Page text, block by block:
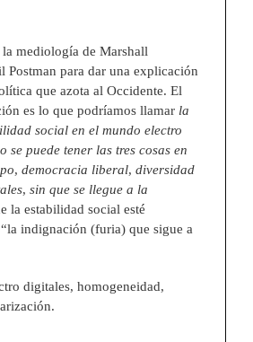
mediología de Marshall
para dar una explicación
que azota al Occidente. El
es lo que podríamos llamar la
social en el mundo electro
se puede tener las tres cosas en
, democracia liberal, diversidad
, sin que se llegue a la
la estabilidad social esté
indignación (furia) que sigue a
digitales, homogeneidad,